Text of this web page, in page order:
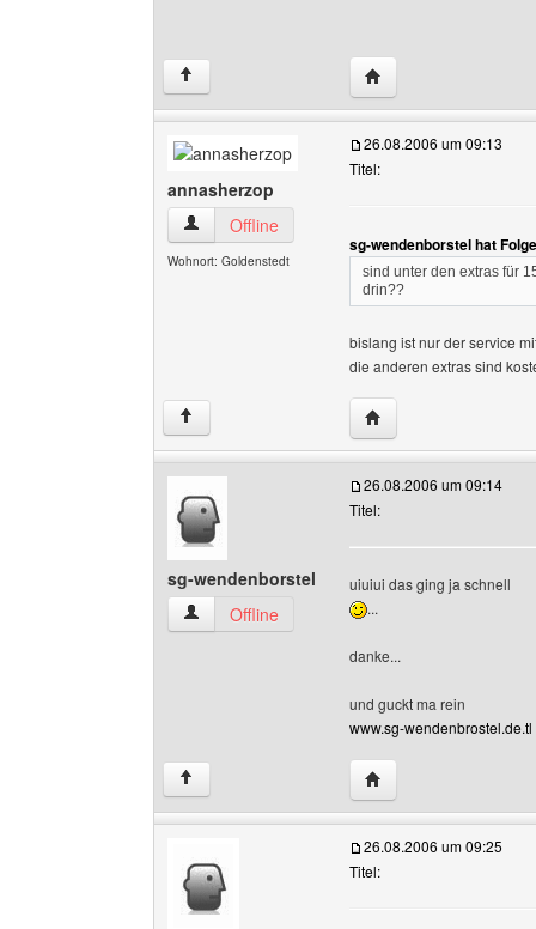
↑ Website dieses
annasherzop
annasherzop Benutzer-Profile anzeigen
Offline
Wohnort: Goldenstedt
26.08.2006 um 09:13
Titel:
sg-wendenborstel hat
sind unter den extras für
drin??
bislang ist nur der service
die anderen extras sind
↑ Website dieses
sg-wendenborstel
sg-wendenborstel Benutzer-Profile anzeigen
Offline
26.08.2006 um 09:14
Titel:
uiuiui das ging ja schnell
...
danke...
und guckt ma rein
www.sg-wendenbrostel.de.tl
↑ Website dieses
26.08.2006 um 09:25
Titel: